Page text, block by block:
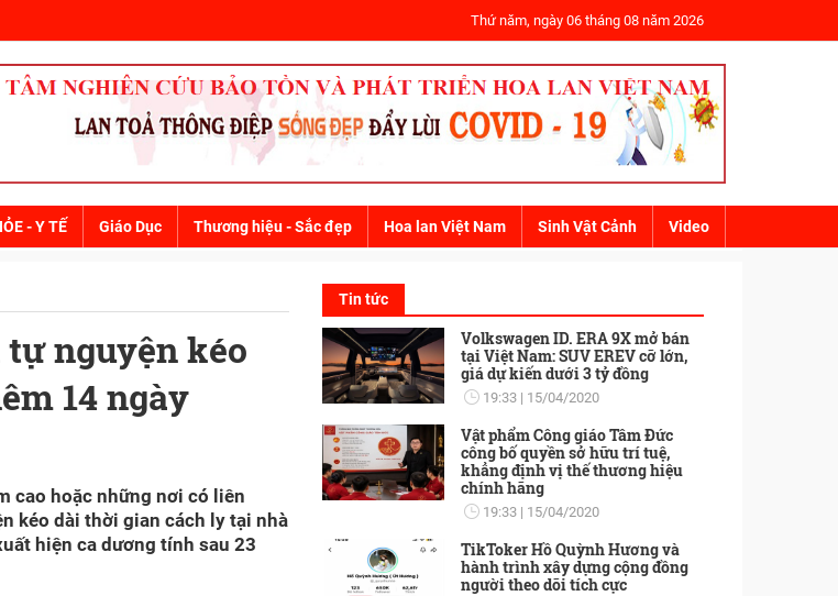
Thứ năm, ngày 06 tháng 08 năm 2026
- Y TẾ Giáo Dục Thương hiệu - Sắc đẹp Hoa lan Việt Nam Sinh Vật Cảnh Video
nguyện kéo
14 ngày
cao hoặc những nơi có liên
kéo dài thời gian cách ly tại nhà
hiện ca dương tính sau 23
Tin tức
Volkswagen ID. ERA 9X mở bán
tại Việt Nam: SUV EREV cỡ lớn,
giá dự kiến dưới 3 tỷ đồng
19:33 15/04/2020
Vật phẩm Công giáo Tâm Đức
công bố quyền sở hữu trí tuệ,
khẳng định vị thế thương hiệu
chính hãng
19:33 15/04/2020
TikToker Hồ Quỳnh Hương và
hành trình xây dựng cộng đồng
người theo dõi tích cực